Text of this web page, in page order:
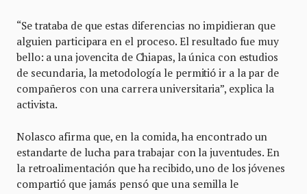
“Se trataba de que estas diferencias no impidieran que
alguien participara en el proceso. El resultado fue muy
bello: a una jovencita de Chiapas, la única con estudios
de secundaria, la metodología le permitió ir a la par de
compañeros con una carrera universitaria”, explica la
activista.
Nolasco afirma que, en la comida, ha encontrado un
estandarte de lucha para trabajar con la juventudes. En
la retroalimentación que ha recibido, uno de los jóvenes
compartió que jamás pensó que una semilla le